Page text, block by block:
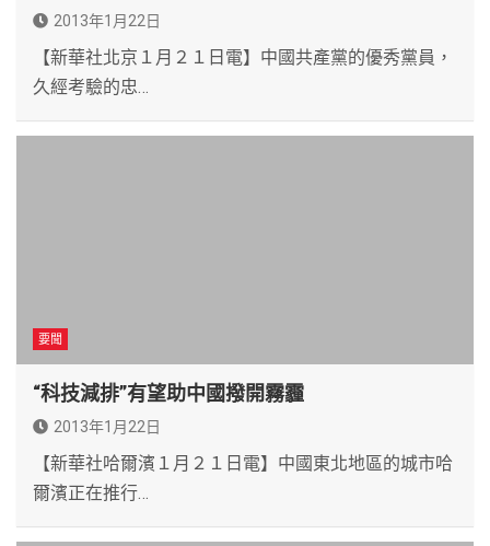
2013年1月22日
【新華社北京１月２１日電】中國共產黨的優秀黨員，
久經考驗的忠…
要聞
“科技減排”有望助中國撥開霧霾
2013年1月22日
【新華社哈爾濱１月２１日電】中國東北地區的城市哈
爾濱正在推行…